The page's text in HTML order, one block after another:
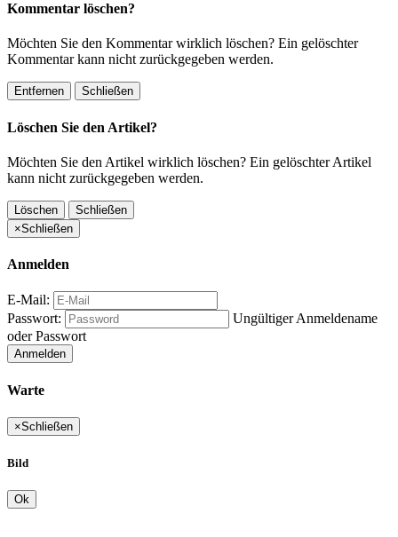
Kommentar löschen?
Möchten Sie den Kommentar wirklich löschen? Ein gelöschter
Kommentar kann nicht zurückgegeben werden.
Entfernen Schließen
Löschen Sie den Artikel?
Möchten Sie den Artikel wirklich löschen? Ein gelöschter Artikel
kann nicht zurückgegeben werden.
Löschen
Schließen
×Schließen
Anmelden
E-Mail:
Passwort:
Ungültiger Anmeldename
oder Passwort
Anmelden
Warte
×Schließen
Bild
Ok